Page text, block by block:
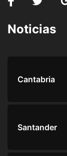
Noticias
Cantabria
Santander